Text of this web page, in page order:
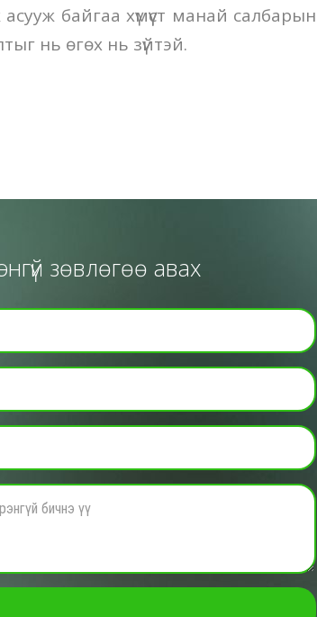
байгаа хүмүүст манай салбарын
нь өгөх нь зүйтэй.
зөвлөгөө авах